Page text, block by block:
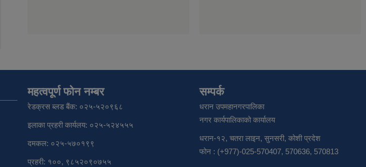
महत्वपूर्ण फोन नम्बर
रेडक्रस ब्लड बैंक: ०२५-५२०९६८
इलाका प्रहरी कार्यलय: ०२५-५२४५५५
दमकल: ०२५-५७०१९९
प्रहरी: १००, ९८५२०९०७५५
सम्पर्क
धरान उपमहानगरपालिका
नगर कार्यपालिकाको कार्यालय
धरान-१२, चतरा लाइन, सुनसरी, कोशी प्रदेश
फोन : (+977)-025-570407, 570636, 570813